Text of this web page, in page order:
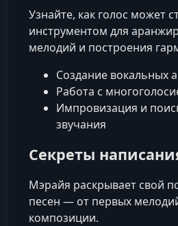
Узнайте, как голос может
инструментом для
мелодий и построения
Создание вокальных
Работа с
Импровизация и
звучания
Секреты
Мэрайя раскрывает свой
песен — от первых
композиции.